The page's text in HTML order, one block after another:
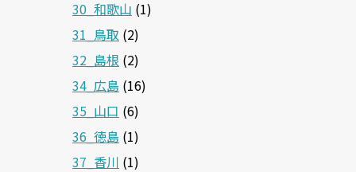
30_和歌山 (1)
31_鳥取 (2)
32_島根 (2)
34_広島 (16)
35_山口 (6)
36_徳島 (1)
37_香川 (1)